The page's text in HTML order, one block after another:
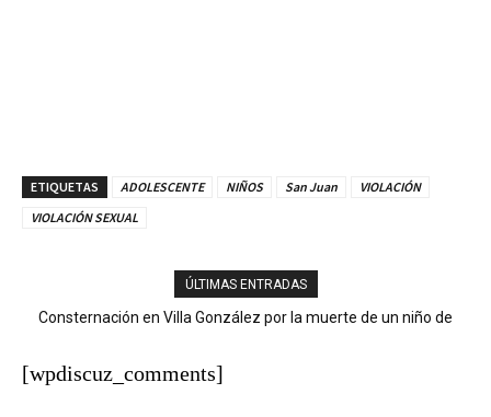
ETIQUETAS ADOLESCENTE NIÑOS San Juan
VIOLACIÓN
VIOLACIÓN SEXUAL
ÚLTIMAS ENTRADAS
Consternación en Villa González por la muerte de un niño de
[wpdiscuz_comments]